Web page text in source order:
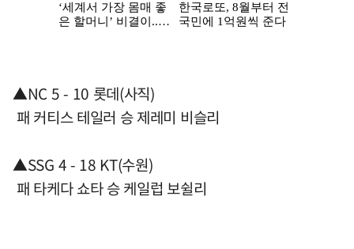
▲NC 5 - 10 롯데(사직)
패 커티스 테일러 승 제레미 비슬리
▲SSG 4 - 18 KT(수원)
패 타케다 쇼타 승 케일럽 보쉴리